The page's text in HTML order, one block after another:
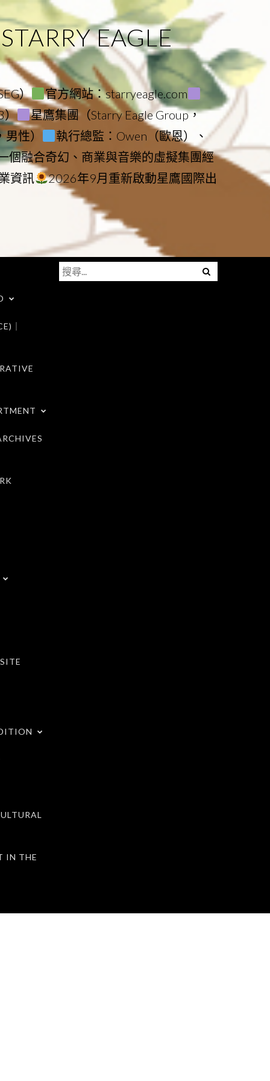
EAGLE
）
官方網站：starryeagle.com
）
星鷹集團（Starry Eagle Group，
性）
執行總監：Owen（歐恩）、
個融合奇幻、商業與音樂的虛擬集團經
資訊
2026年9月重新啟動星鷹國際出
｜
IN THE
Menu
搜
尋